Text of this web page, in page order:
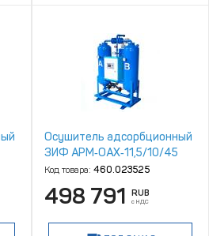
Осушитель адсорбционный
ЗИФ АРМ‑ОАХ‑11,5/10/45
Код товара: 460.023525
498 791 RUB
с НДС